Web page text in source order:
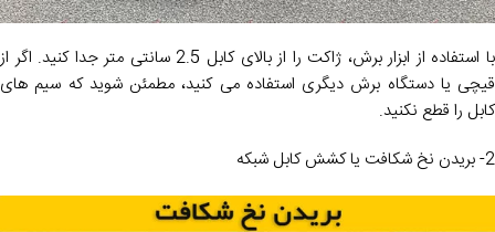
با استفاده از ابزار برش، ژاکت را از بالای کابل 2.5 سانتی متر جدا کنید. اگر از
قیچی یا دستگاه برش دیگری استفاده می کنید، مطمئن شوید که سیم های
کابل را قطع نکنید.
2- بریدن نخ شکافت یا کشش کابل شبکه